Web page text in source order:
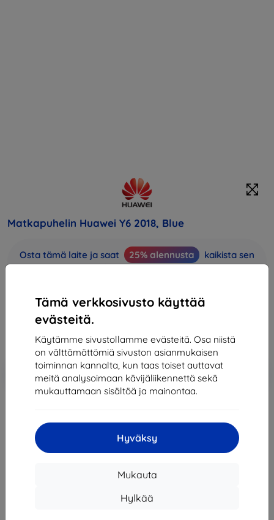
Tämä verkkosivusto käyttää
evästeitä.
Käytämme sivustollamme evästeitä. Osa niistä
on välttämättömiä sivuston asianmukaisen
toiminnan kannalta, kun taas toiset auttavat
meitä analysoimaan kävijäliikennettä sekä
mukauttamaan sisältöä ja mainontaa.
Hyväksy
Mukauta
Hylkää
Matkapuhelin Huawei Y6 2018, Blue
Osta tämä laite ja saat 25% alennusta
kaikista sen
lisävarusteista!
137,90 €
124,11 €
Hinta ilman ALV:tä100,09 €
-10%
Alennus kupongilla
EXTRA10
Lisää
ostoskoriin
Loppuunmyyty
Loppuunmyyty